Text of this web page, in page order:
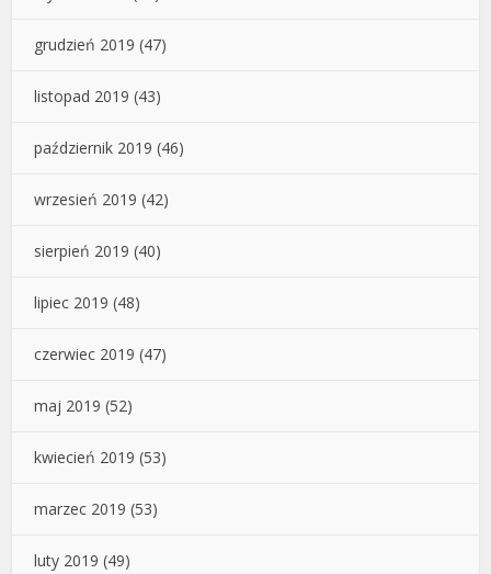
grudzień 2019 (47)
listopad 2019 (43)
październik 2019 (46)
wrzesień 2019 (42)
sierpień 2019 (40)
lipiec 2019 (48)
czerwiec 2019 (47)
maj 2019 (52)
kwiecień 2019 (53)
marzec 2019 (53)
luty 2019 (49)